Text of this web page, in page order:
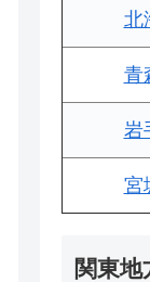
北
青
岩
宮
関東